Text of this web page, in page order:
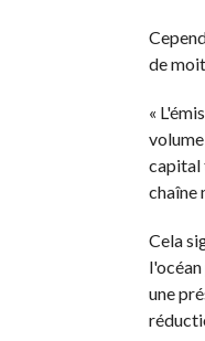
de
«
capital
chaîne
Cela
une